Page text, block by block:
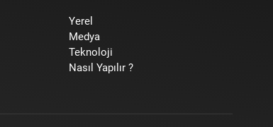
Yerel
Medya
Teknoloji
Nasıl Yapılır ?